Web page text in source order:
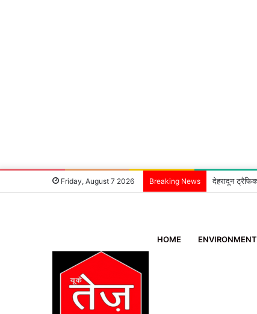
Friday, August 7 2026 Breaking News देहरादून
HOME ENVIRONMENT